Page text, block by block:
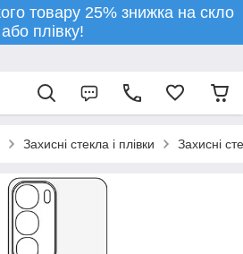
товару 25% знижка на скло
або плівку!
Захисні стекла і плівки Захисні